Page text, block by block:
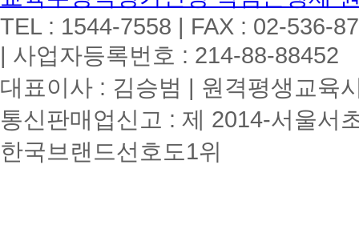
TEL : 1544-7558 | FAX : 02-536-
| 사업자등록번호 : 214-88-88452
대표이사 : 김승범 | 원격평생교육
통신판매업신고 : 제 2014-서울서
한국브랜드선호도1위